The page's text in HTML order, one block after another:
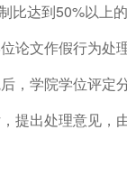
比达到50%以上
论文作假行为处
，学院学位评定
提出处理意见，